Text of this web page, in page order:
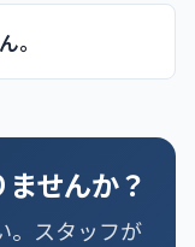
。
せんか？
。スタッフが